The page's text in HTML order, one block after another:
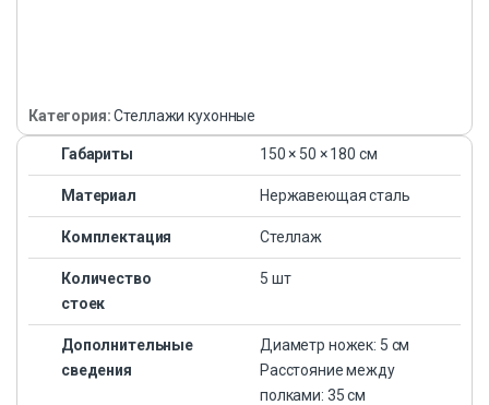
Категория:Стеллажи кухонные
Габариты 150 × 50 × 180 см
Материал Нержавеющая сталь
Комплектация Стеллаж
Количество
стоек
5 шт
Дополнительные
сведения
Диаметр ножек: 5 см
Расстояние между
полками: 35 см